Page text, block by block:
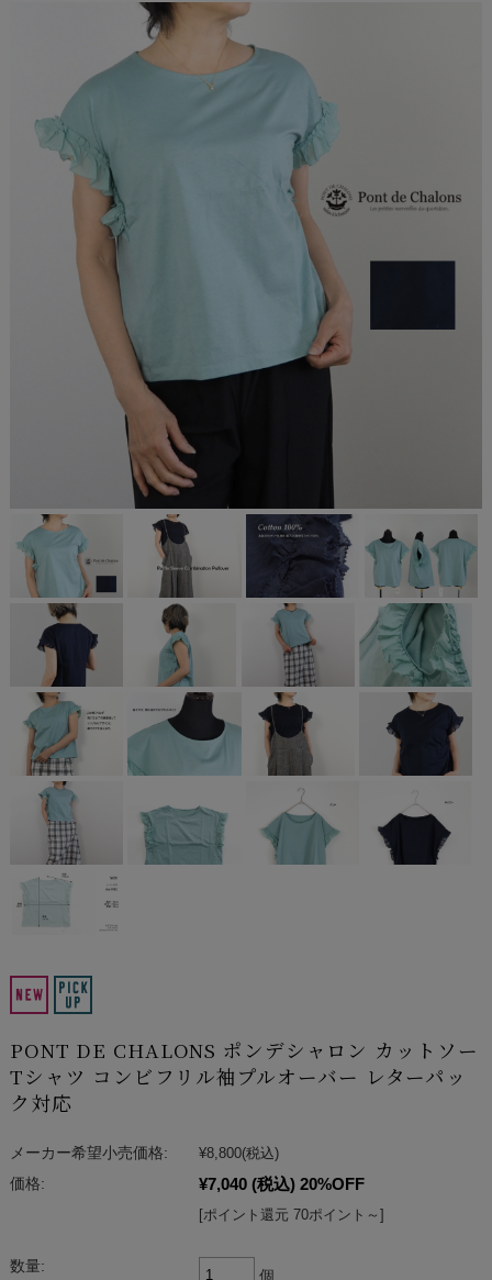
PONT DE CHALONS ポンデシャロン カットソー
Tシャツ コンビフリル袖プルオーバー レターパッ
ク対応
メーカー希望小売価格: ¥8,800(税込)
価格:
¥7,040 (税込) 20%OFF
[ポイント還元 70ポイント～]
数量:
個